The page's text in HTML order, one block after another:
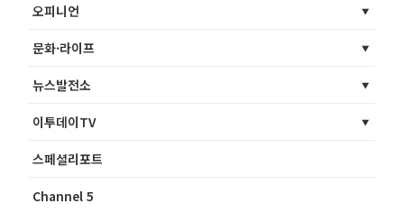
오피니언
문화·라이프
뉴스발전소
이투데이TV
스페셜리포트
Channel 5